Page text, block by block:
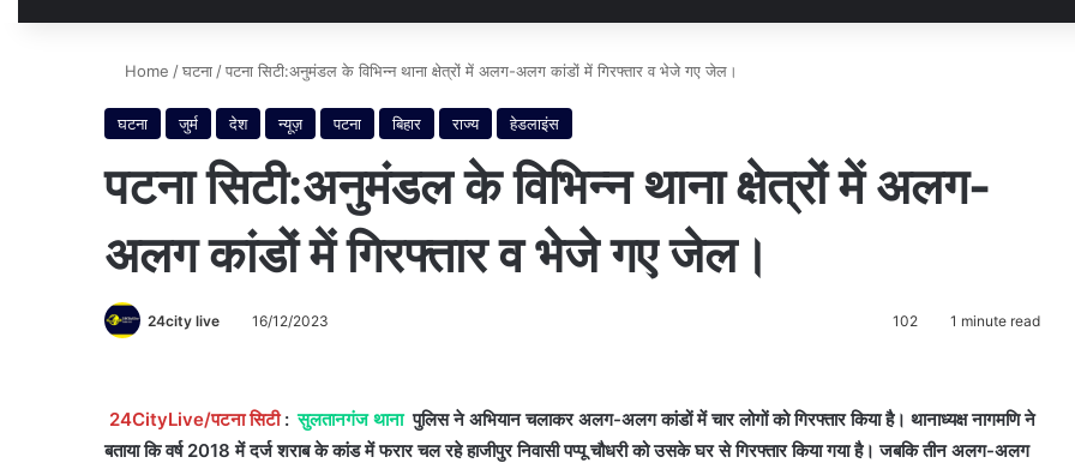
Home /घटना/पटना सिटी:अनुमंडल के विभिन्न थाना क्षेत्रों में अलग-अलग कांडों में गिरफ्तार व भेजे गए जेल।
घटना जुर्म देश न्यूज़ पटना बिहार राज्य हेडलाइंस
पटना सिटी:अनुमंडल के विभिन्न थाना क्षेत्रों में अलग-
अलग कांडों में गिरफ्तार व भेजे गए जेल।
24city live 16/12/2023 102 1 minute read
24CityLive/पटना सिटी : सुलतानगंज थाना पुलिस ने अभियान चलाकर अलग-अलग कांडों में चार लोगों को गिरफ्तार किया है। थानाध्यक्ष नागमणि ने
बताया कि वर्ष 2018 में दर्ज शराब के कांड में फरार चल रहे हाजीपुर निवासी पप्पू चौधरी को उसके घर से गिरफ्तार किया गया है। जबकि तीन अलग-अलग